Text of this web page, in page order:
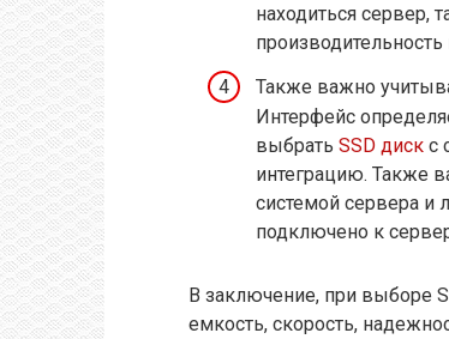
находиться сервер,
Также важно
Интерфейс
выбрать SSD диск с
интеграцию. Также
системой сервера
подключено к
В заключение, при выборе
емкость, скорость,